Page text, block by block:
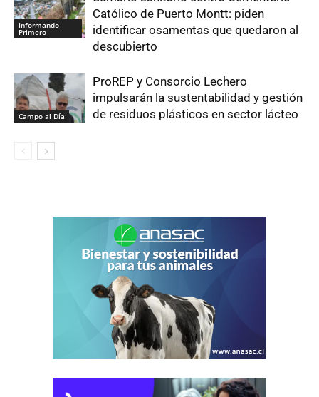
Informando
Primero
Católico de Puerto Montt: piden
identificar osamentas que quedaron al
descubierto
Campo al Día
ProREP y Consorcio Lechero
impulsarán la sustentabilidad y gestión
de residuos plásticos en sector lácteo